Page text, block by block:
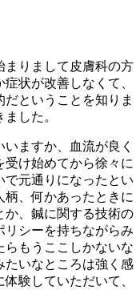
まりまして皮膚科の方
状が改善しなくて、
ということを知りま
した。
ますか、血流が良く
受け始めてから徐々に
元通りになったとい
柄、何かあったときに
か、鍼に関する技術の
リシーを持ちながらみ
らもうここしかないな
たいなところは強く感
験していただいて、